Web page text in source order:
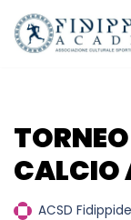
Vai
CALCIO
ACSD